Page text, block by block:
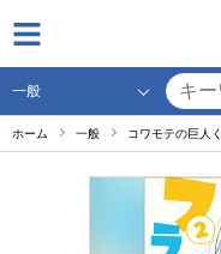
ホーム 一般 コワモテの巨人